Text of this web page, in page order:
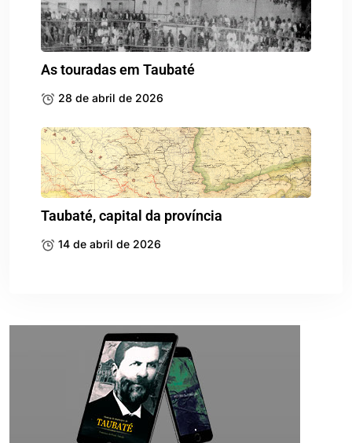
As touradas em Taubaté
28 de abril de 2026
Taubaté, capital da província
14 de abril de 2026